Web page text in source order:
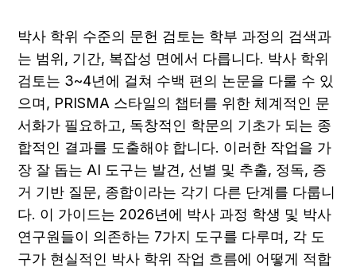
박사 학위 수준의 문헌 검토는 학부 과정의 검색과
는 범위, 기간, 복잡성 면에서 다릅니다. 박사 학위
검토는 3~4년에 걸쳐 수백 편의 논문을 다룰 수 있
으며, PRISMA 스타일의 챕터를 위한 체계적인 문
서화가 필요하고, 독창적인 학문의 기초가 되는 종
합적인 결과를 도출해야 합니다. 이러한 작업을 가
장 잘 돕는 AI 도구는 발견, 선별 및 추출, 정독, 증
거 기반 질문, 종합이라는 각기 다른 단계를 다룹니
다. 이 가이드는 2026년에 박사 과정 학생 및 박사
연구원들이 의존하는 7가지 도구를 다루며, 각 도
구가 현실적인 박사 학위 작업 흐름에 어떻게 적합